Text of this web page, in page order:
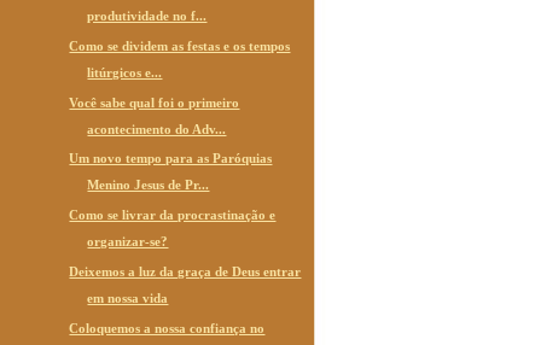
produtividade no f...
Como se dividem as festas e os tempos
litúrgicos e...
Você sabe qual foi o primeiro
acontecimento do Adv...
Um novo tempo para as Paróquias
Menino Jesus de Pr...
Como se livrar da procrastinação e
organizar-se?
Deixemos a luz da graça de Deus entrar
em nossa vida
Coloquemos a nossa confiança no